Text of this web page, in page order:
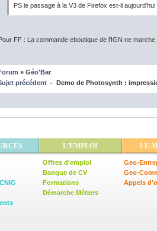
PS le passage à la V3 de Firefox est-il
FF : La commande eboutique de l'IGN ne
» Géo'Bar
précédent - Demo de Photosynth :
L'EMPLOI LE
Offres d'emploi
Banque de CV
Formations
Démarche Métiers
Geo-
Geo-
Appels